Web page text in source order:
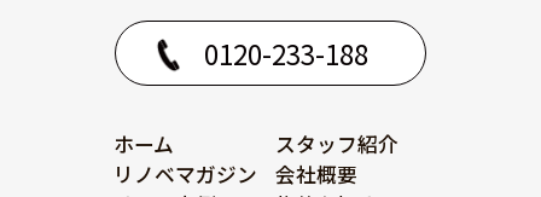
0120-233-188
ホーム
スタッフ紹介
リノベマガジン
会社概要